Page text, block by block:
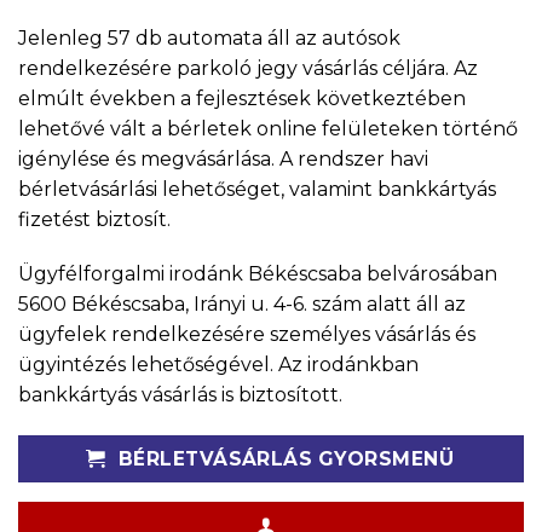
Jelenleg 57 db automata áll az autósok
rendelkezésére parkoló jegy vásárlás céljára. Az
elmúlt években a fejlesztések következtében
lehetővé vált a bérletek online felületeken történő
igénylése és megvásárlása. A rendszer havi
bérletvásárlási lehetőséget, valamint bankkártyás
fizetést biztosít.
Ügyfélforgalmi irodánk Békéscsaba belvárosában
5600 Békéscsaba, Irányi u. 4-6. szám alatt áll az
ügyfelek rendelkezésére személyes vásárlás és
ügyintézés lehetőségével. Az irodánkban
bankkártyás vásárlás is biztosított.
BÉRLETVÁSÁRLÁS GYORSMENÜ